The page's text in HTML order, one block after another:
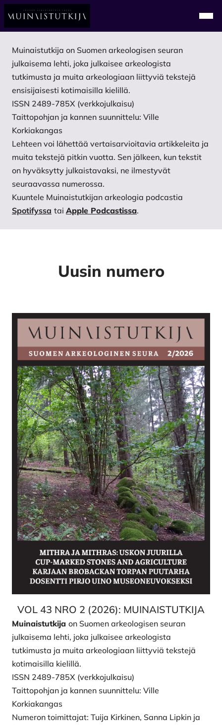
Alkuun
Muinaistutkija on Suomen arkeologisen seuran
julkaisema lehti, joka julkaisee arkeologista
tutkimusta ja muita arkeologiaan liittyviä tekstejä
ensisijaisesti kotimaisilla kielillä.
ISSN 2489-785X (verkkojulkaisu)
Taittopohjan ja kannen suunnittelu: Ville
Korkiakangas
Lehteen voi lähettää vertaisarvioitavia artikkeleita ja
muita tekstejä pitkin vuotta. Sen jälkeen, kun tekstit
on hyväksytty julkaistavaksi, ne ilmestyvät
seuraavassa numerossa.
Kuuntele Muinaistutkijan arkeologia podcastia
Spotifyssa tai Apple Podcastissa.
Uusin numero
VOL 43 NRO 2 (2026): MUINAISTUTKIJA
Muinaistutkija on Suomen arkeologisen seuran
julkaisema lehti, joka julkaisee arkeologista
tutkimusta ja muita arkeologiaan liittyviä tekstejä
kotimaisilla kielillä.
ISSN 2489-785X (verkkojulkaisu)
Taittopohjan ja kannen suunnittelu: Ville
Korkiakangas
Numeron toimittajat: Tuija Kirkinen, Sanna Lipkin ja